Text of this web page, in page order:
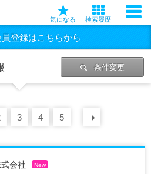
気になる 検索履歴
登録はこちらから
条件変更
3 4 5
会社 New